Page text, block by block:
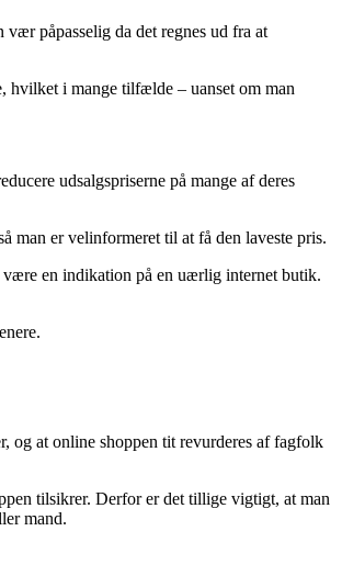
påpasselig da det regnes ud fra at
hvilket i mange tilfælde – uanset om man
udsalgspriserne på mange af deres
man er velinformeret til at få den laveste pris.
være en indikation på en uærlig internet butik.
og at online shoppen tit revurderes af fagfolk
tilsikrer. Derfor er det tillige vigtigt, at man
mand.